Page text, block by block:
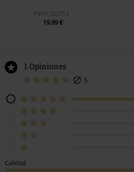
PVPR 20,75 €
19,99 €
1 Opiniones
5
Calidad